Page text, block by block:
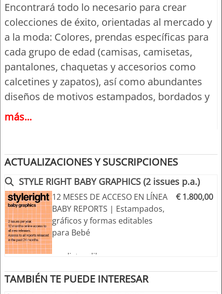
Encontrará todo lo necesario para crear
colecciones de éxito, orientadas al mercado y
a la moda: Colores, prendas específicas para
cada grupo de edad (camisas, camisetas,
pantalones, chaquetas y accesorios como
calcetines y zapatos), así como abundantes
diseños de motivos estampados, bordados y
aplicaciones.
descripciones, así como dibujos vectoriales
Todos los diseños editables pueden
descargarse como archivos EPS (Illustrator 8 y
superior) y Adobe PDF para MAC + PC.
Lo más destacado:
>> Temas orientados al mercado para facilitar
más...
ACTUALIZACIONES Y SUSCRIPCIONES
STYLE RIGHT BABY GRAPHICS (2 issues p.a.)
12 MESES DE ACCESO EN LÍNEA
BABY REPORTS | Estampados,
gráficos y formas editables
para Bebé
+++ listo y libre para usar
novedades durante los 12
€ 1.800,00
TAMBIÉN TE PUEDE INTERESAR